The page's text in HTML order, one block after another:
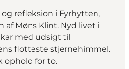
og refleksion i Fyrhytten,
af Møns Klint. Nyd livet i
med udsigt til
flotteste stjernehimmel.
ophold for to.